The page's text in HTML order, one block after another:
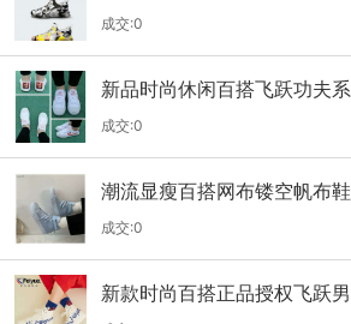
39-44码，66元
成交:0
新品时尚休闲百搭飞跃功夫
成交:0
潮流显瘦百搭网布镂空帆布
成交:0
新款时尚百搭正品授权飞跃